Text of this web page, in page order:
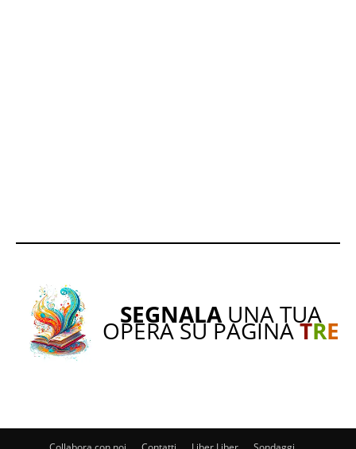
SEGNALAUNA TUA
OPERA SU PAGINATRE